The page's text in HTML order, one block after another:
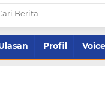
Profil